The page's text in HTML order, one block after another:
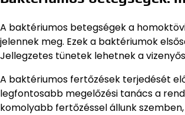
A baktériumos betegségek a
jelennek meg. Ezek a baktériumok
Jellegzetes tünetek lehetnek a
A baktériumos fertőzések terjedését
legfontosabb megelőzési tanács a
komolyabb fertőzéssel állunk